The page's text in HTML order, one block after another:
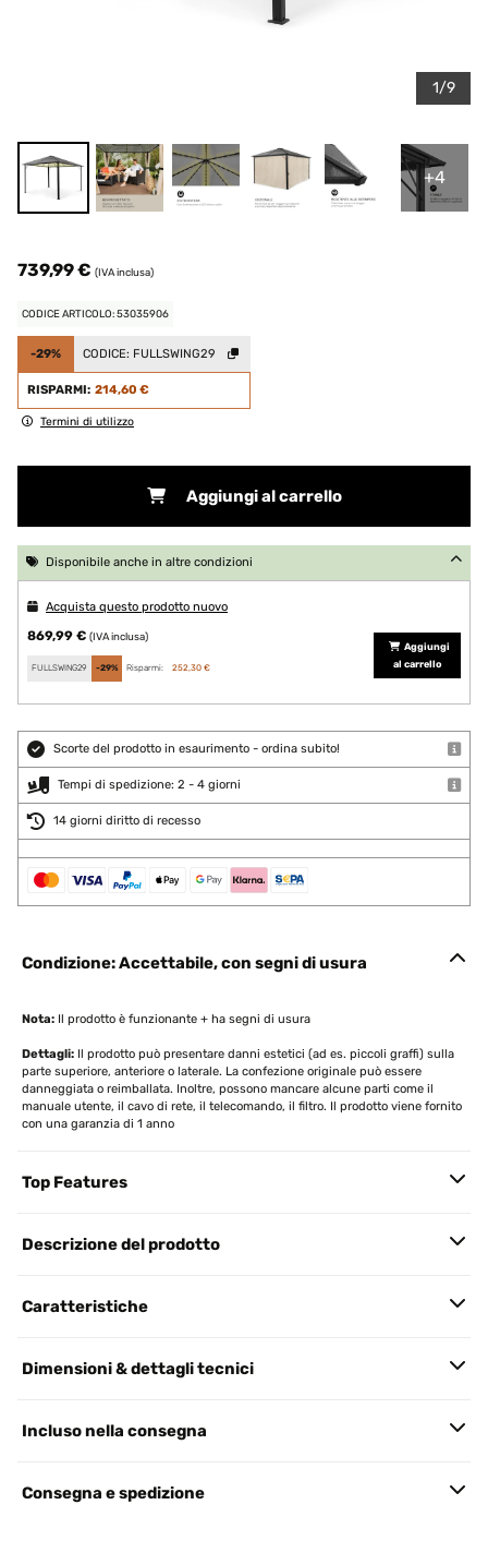
1/9
+4
739,99 € (IVA inclusa)
CODICE ARTICOLO: 53035906
-29% CODICE: FULLSWING29
RISPARMI: 214,60 €
Termini di utilizzo
Aggiungi al carrello
Disponibile anche in altre condizioni
Acquista questo prodotto nuovo
869,99 € (IVA inclusa)
FULLSWING29 -29% Risparmi: 252,30 €
Aggiungi
al carrello
Scorte del prodotto in esaurimento - ordina subito!
Tempi di spedizione: 2 - 4 giorni
14 giorni diritto di recesso
Condizione: Accettabile, con segni di usura
Nota: Il prodotto è funzionante + ha segni di usura
Dettagli: Il prodotto può presentare danni estetici (ad es. piccoli graffi) sulla
parte superiore, anteriore o laterale. La confezione originale può essere
danneggiata o reimballata. Inoltre, possono mancare alcune parti come il
manuale utente, il cavo di rete, il telecomando, il filtro. Il prodotto viene fornito
con una garanzia di 1 anno
Top Features
Descrizione del prodotto
Caratteristiche
Dimensioni & dettagli tecnici
Incluso nella consegna
Consegna e spedizione